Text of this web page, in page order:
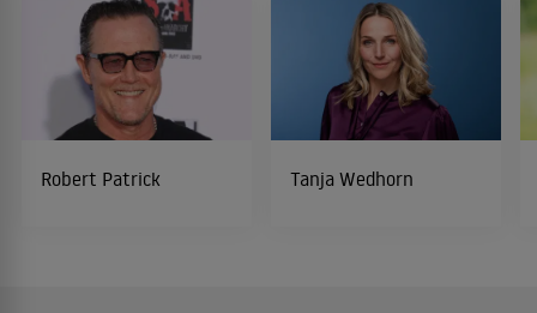
Robert Patrick Tanja Wedhorn